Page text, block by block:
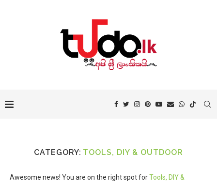
CATEGORY: TOOLS, DIY & OUTDOOR
Awesome news! You are on the right spot forTools, DIY &